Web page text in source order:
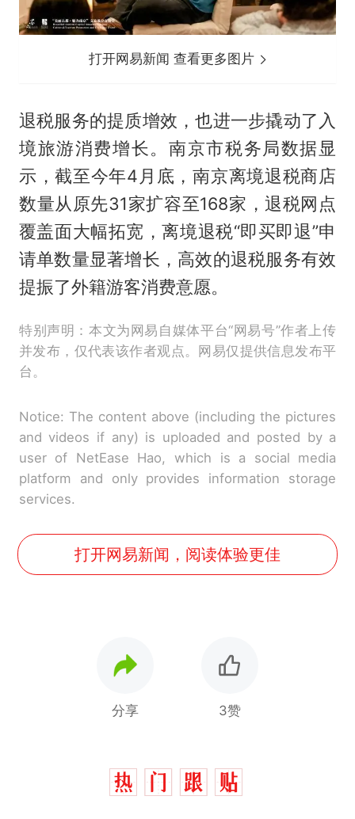
打开网易新闻 查看更多图片
退税服务的提质增效，也进一步撬动了入
境旅游消费增长。南京市税务局数据显
示，截至今年4月底，南京离境退税商店
数量从原先31家扩容至168家，退税网点
覆盖面大幅拓宽，离境退税“即买即退”申
请单数量显著增长，高效的退税服务有效
提振了外籍游客消费意愿。
特别声明：本文为网易自媒体平台“网易号”作者上传
并发布，仅代表该作者观点。网易仅提供信息发布平
台。
Notice: The content above (including the pictures
and videos if any) is uploaded and posted by a
user of NetEase Hao, which is a social media
platform and only provides information storage
services.
打开网易新闻，阅读体验更佳
分享 3赞